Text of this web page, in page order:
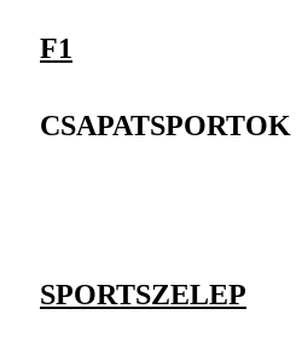
F1
CSAPATSPORTOK
SPORTSZELEP